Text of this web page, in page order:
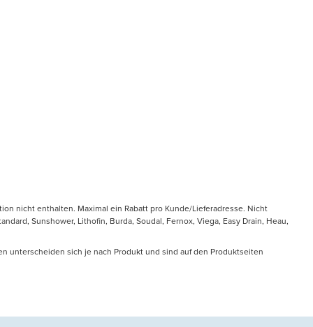
nicht enthalten. Maximal ein Rabatt pro Kunde/Lieferadresse. Nicht
Sunshower, Lithofin, Burda, Soudal, Fernox, Viega, Easy Drain, Heau,
unterscheiden sich je nach Produkt und sind auf den Produktseiten